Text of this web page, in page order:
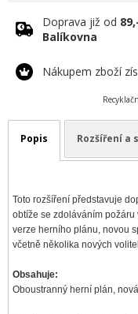
Doprava již od
Balíkovna
Nákupem zboží
Popis Rozšíření a
Toto rozšíření představuje
obtíže se zdoláváním
verze herního plánu, novou
včetně několika nových
Obsahuje:
Oboustranný herní plán,